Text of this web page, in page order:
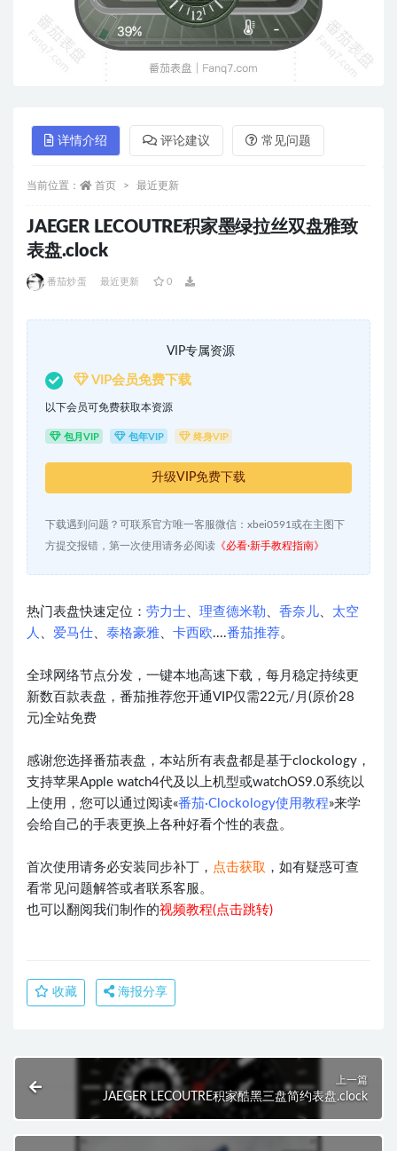
详情介绍 评论建议 常见问题
当前位置： 首页 最近更新
JAEGER LECOUTRE积家墨绿拉丝双盘雅致
表盘.clock
番茄炒蛋 最近更新 0
VIP专属资源
VIP会员免费下载
以下会员可免费获取本资源
包月VIP 包年VIP 终身VIP
升级VIP免费下载
下载遇到问题？可联系官方唯一客服微信：xbei0591或在主图下
方提交报错，第一次使用请务必阅读 《必看·新手教程指南》
热门表盘快速定位： 劳力士 理查德米勒 香奈儿
太空
人
爱马仕 泰格豪雅 卡西欧....番茄推荐。
全球网络节点分发，一键本地高速下载，每月稳定持续更
新数百款表盘，番茄推荐您开通VIP仅需22元/月(原价28
元)全站免费
感谢您选择番茄表盘，本站所有表盘都是基于clockology，
支持苹果Apple watch4代及以上机型或watchOS9.0系统以
上使用，您可以通过阅读«番茄·Clockology使用教程»来学
会给自己的手表更换上各种好看个性的表盘。
首次使用请务必安装同步补丁， 点击获取 ，如有疑惑可查
看常见问题解答或者联系客服。
也可以翻阅我们制作的视频教程(点击跳转)
收藏 海报分享
上一篇
JAEGER LECOUTRE积家酷黑三盘简约表盘.clock